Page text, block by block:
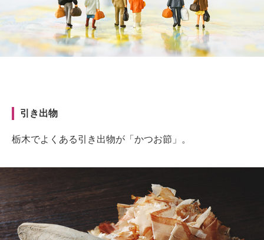
引き出物
栃木でよくある引き出物が「かつお節」。